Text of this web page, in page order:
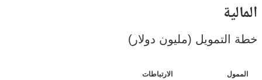
(مليون دولار)
الارتباطات